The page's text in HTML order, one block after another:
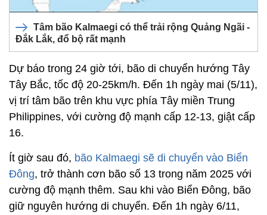
Tâm bão Kalmaegi có thể trải rộng Quảng Ngãi -
Đắk Lắk, đổ bộ rất mạnh
Dự báo trong 24 giờ tới, bão di chuyển hướng Tây
Tây Bắc, tốc độ 20-25km/h. Đến 1h ngày mai (5/11),
vị trí tâm bão trên khu vực phía Tây miền Trung
Philippines, với cường độ mạnh cấp 12-13, giật cấp
16.
Ít giờ sau đó, bão Kalmaegi sẽ di chuyển vào Biển
Đông, trở thành cơn bão số 13 trong năm 2025 với
cường độ mạnh thêm. Sau khi vào Biển Đông, bão
giữ nguyên hướng di chuyển. Đến 1h ngày 6/11,